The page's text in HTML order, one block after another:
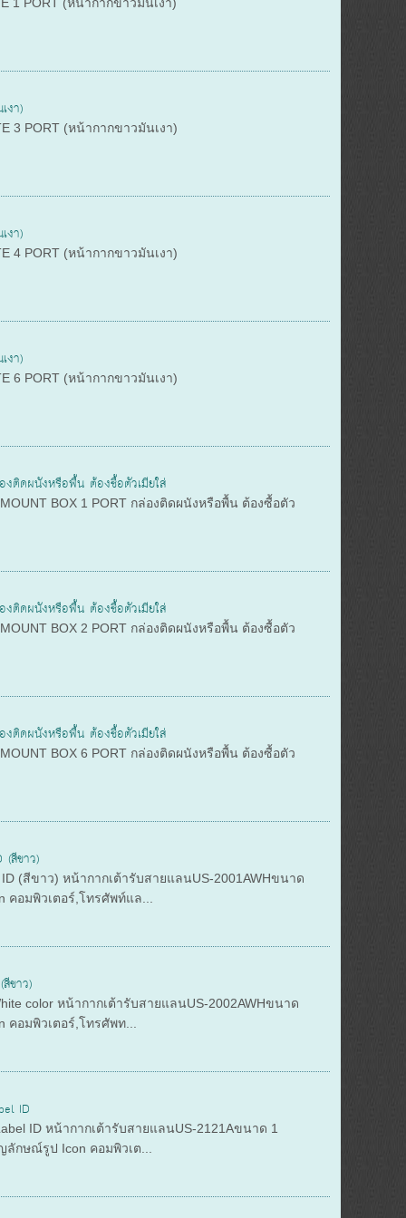
1 PORT (หน้ากากขาวมันเงา)
งา)
3 PORT (หน้ากากขาวมันเงา)
งา)
4 PORT (หน้ากากขาวมันเงา)
งา)
6 PORT (หน้ากากขาวมันเงา)
งติดผนังหรือพื้น ต้องซื้อตัวเมียใส่
BOX 1 PORT กล่องติดผนังหรือพื้น ต้องซื้อตัว
งติดผนังหรือพื้น ต้องซื้อตัวเมียใส่
BOX 2 PORT กล่องติดผนังหรือพื้น ต้องซื้อตัว
งติดผนังหรือพื้น ต้องซื้อตัวเมียใส่
BOX 6 PORT กล่องติดผนังหรือพื้น ต้องซื้อตัว
สีขาว)
ID (สีขาว) หน้ากากเต้ารับสายแลนUS-2001AWHขนาด
คอมพิวเตอร์,โทรศัพท์แล...
ขาว)
color หน้ากากเต้ารับสายแลนUS-2002AWHขนาด
คอมพิวเตอร์,โทรศัพท...
ID
ID หน้ากากเต้ารับสายแลนUS-2121Aขนาด 1
ลักษณ์รูป Icon คอมพิวเต...